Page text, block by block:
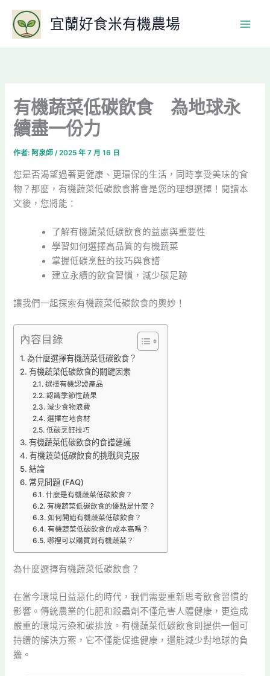
要
宜蘭好食米有機農場
有機蔬菜低碳飲食 為地球永
續盡一份力
作者: 阿泉師/2025 年 7 月 16 日
您是否渴望過著更健康、更環保的生活，同時享受美味的食
物？那麼，有機蔬菜低碳飲食將會是您的理想選擇！閱讀本
文後，您將能：
了解有機蔬菜低碳飲食的益處與重要性
學習如何選擇高品質的有機蔬菜
掌握低碳烹飪的技巧與食譜
建立永續的飲食習慣，減少碳足跡
讓我們一起探索有機蔬菜低碳飲食的奧妙！
內容目錄
為什麼選擇有機蔬菜低碳飲食？
有機蔬菜低碳飲食的關鍵因素
選擇有機認證產品
認識季節性蔬果
減少食物浪費
選擇在地食材
低碳烹飪技巧
有機蔬菜低碳飲食的食譜建議
有機蔬菜低碳飲食的挑戰與克服
結論
常見問題 (FAQ)
什麼是有機蔬菜低碳飲食？
有機蔬菜低碳飲食的優點是什麼？
如何開始有機蔬菜低碳飲食？
有機蔬菜低碳飲食的成本高嗎？
哪裡可以購買到有機蔬菜？
為什麼選擇有機蔬菜低碳飲食？
在當今環境日益惡化的時代，我們需要重新思考飲食習慣的
影響。傳統農業的化肥和殺蟲劑不僅危害人體健康，更造成
嚴重的環境污染和碳排放。有機蔬菜低碳飲食則提供一個可
持續的解決方案，它不僅能促進健康，還能減少對地球的負
擔。